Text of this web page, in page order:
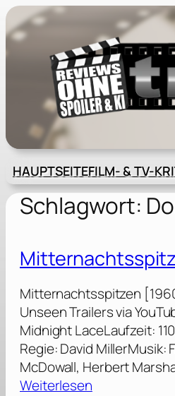
Zum
Inhalt
springen
HAUPTSEITEFILM- & TV-
Schlagwort:
Mitternachtsspitzen
Unseen Trailers via
Midnight LaceLaufzeit:
Regie: David MillerMusik:
McDowall, Herbert
Weiterlesen: